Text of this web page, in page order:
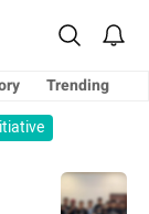
Trending